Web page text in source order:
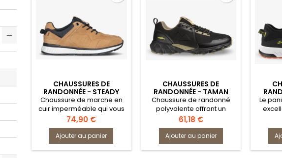
CHAUSSURES DE
RANDONNÉE - STEADY
SAFETY JOGGER
Chaussure de marche en
cuir imperméable qui vous
offre toute la stabilité lors
de vos aventures urbaines
et extérieures. Conçu pour
offrir de hautes
performances de maintien
Prix
74,90 €
Ajouter au panier
CHAUSSURES DE
RANDONNÉE - TAMAN
SAFETY JOGGER
Chaussure de randonné
polyvalente offrant un
mélange ultime
d'adhérence, de confort et
de respirabilité. Conçu pour
combiner les performances
en extérieur tout en gardant
Prix
61,18 €
Ajouter au panier
Le
vous
ville
à